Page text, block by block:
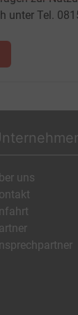
unter Tel.
uns